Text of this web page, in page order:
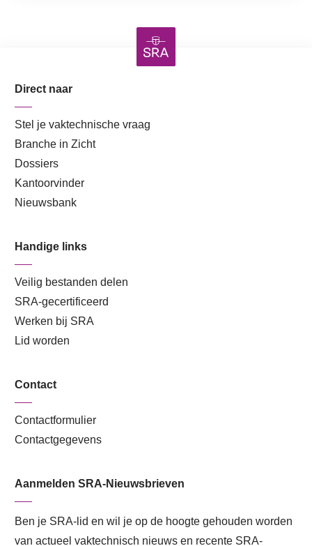
Direct naar
Stel je vaktechnische vraag
Branche in Zicht
Dossiers
Kantoorvinder
Nieuwsbank
Handige links
Veilig bestanden delen
SRA-gecertificeerd
Werken bij SRA
Lid worden
Contact
Contactformulier
Contactgegevens
Aanmelden SRA-Nieuwsbrieven
Ben je SRA-lid en wil je op de hoogte gehouden worden
van actueel vaktechnisch nieuws en recente SRA-